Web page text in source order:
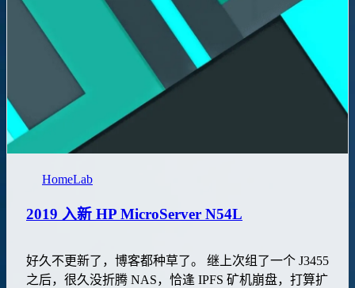
HomeLab
2019 入新 HP MicroServer N54L
好久不更新了，博客都种草了。 继上次组了一个 J3455
之后，很久没折腾 NAS，恰逢 IPFS 矿机崩盘，打算扩